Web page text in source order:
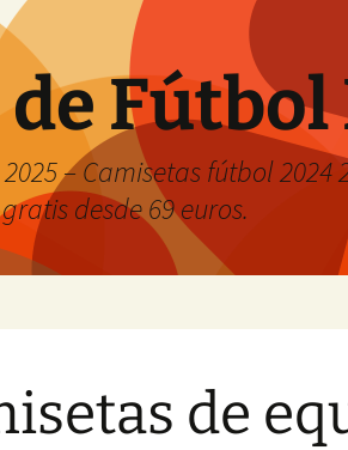
– Camisetas fútbol
desde 69 euros.
de